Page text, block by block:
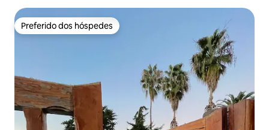
Preferido dos hóspedes
Preferido dos hóspedes